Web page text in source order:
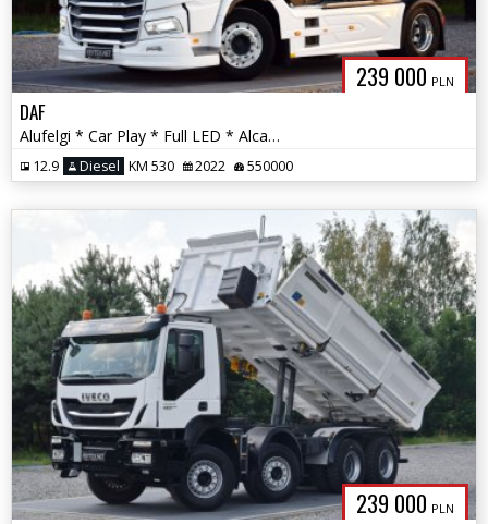
239 000 PLN
DAF
Alufelgi * Car Play * Full LED * Alcantara * DAF Premium Audio *
12.9 Diesel KM 530 2022 550000
239 000 PLN